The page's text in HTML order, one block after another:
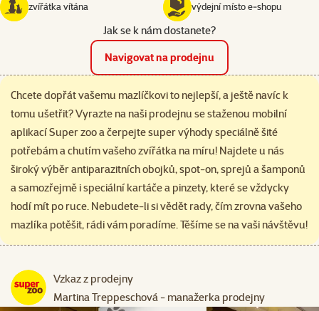
zvířátka vítána výdejní místo e‑shopu
Jak se k nám dostanete?
Navigovat na prodejnu
Vzkaz z prodejny
Chcete dopřát vašemu mazlíčkovi to nejlepší, a ještě navíc k
tomu ušetřit? Vyrazte na naši prodejnu se staženou mobilní
aplikací Super zoo a čerpejte super výhody speciálně šité
potřebám a chutím vašeho zvířátka na míru! Najdete u nás
široký výběr antiparazitních obojků, spot-on, sprejů a šamponů
a samozřejmě i speciální kartáče a pinzety, které se vždycky
hodí mít po ruce. Nebudete-li si vědět rady, čím zrovna vašeho
mazlíka potěšit, rádi vám poradíme. Těšíme se na vaši návštěvu!
Martina Treppeschová - manažerka prodejny